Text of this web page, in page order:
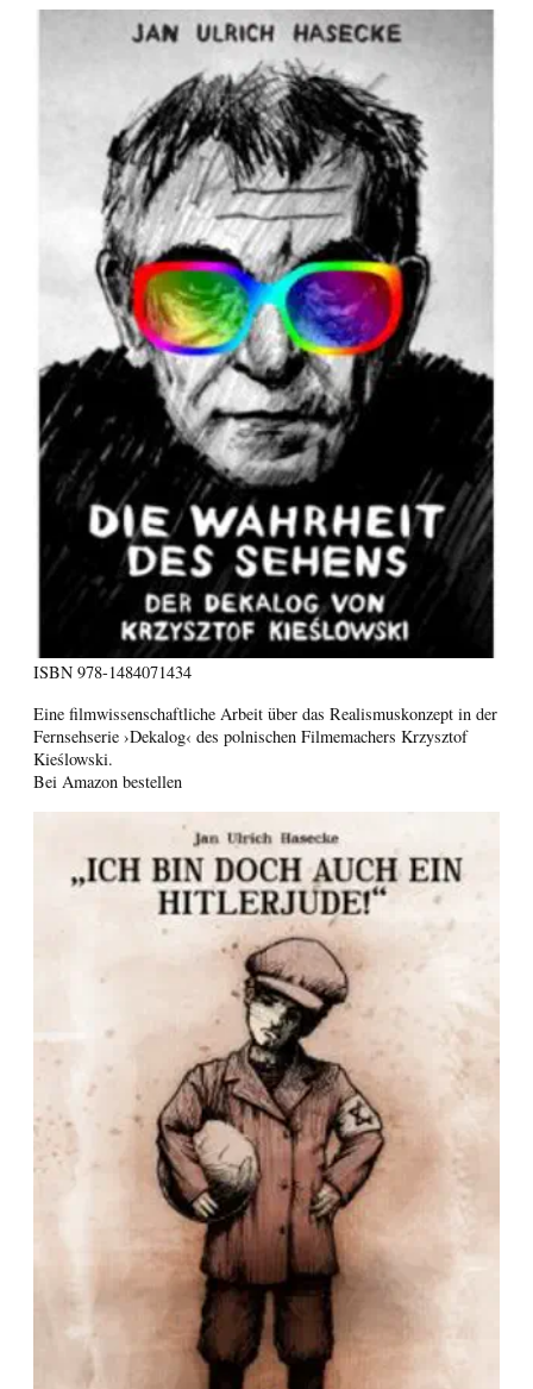
ISBN 978-1484071434
Eine filmwissenschaftliche Arbeit über das Realismuskonzept in der
Fernsehserie ›Dekalog‹ des polnischen Filmemachers Krzysztof
Kieślowski.
Bei Amazon bestellen